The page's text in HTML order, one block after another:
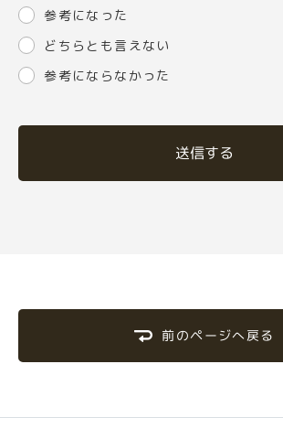
参考になった
どちらとも言えない
参考にならなかった
送信する
前のページへ戻る